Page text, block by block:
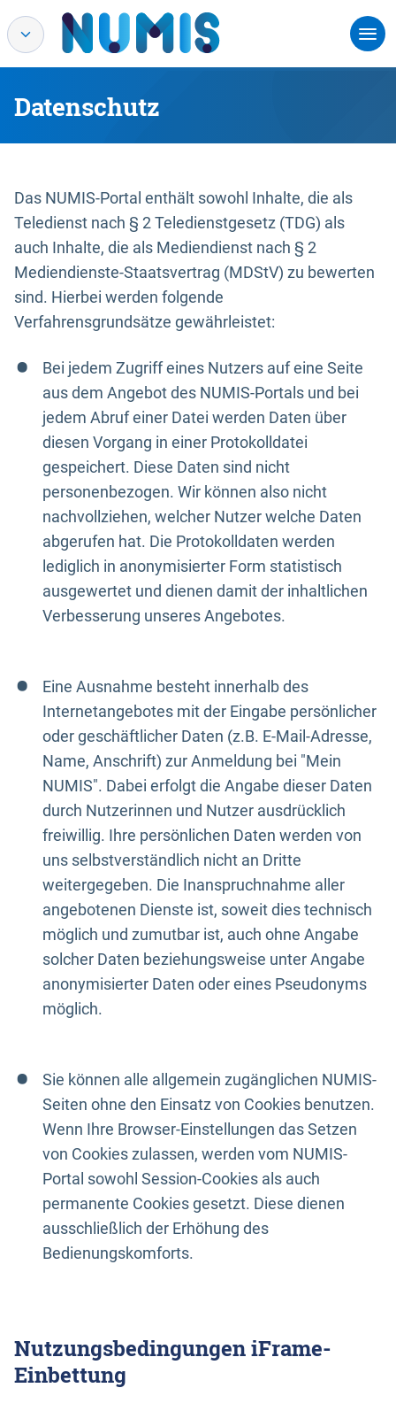
Datenschutz
Das NUMIS-Portal enthält sowohl Inhalte, die als
Teledienst nach § 2 Teledienstgesetz (TDG) als
auch Inhalte, die als Mediendienst nach § 2
Mediendienste-Staatsvertrag (MDStV) zu bewerten
sind. Hierbei werden folgende
Verfahrensgrundsätze gewährleistet:
Bei jedem Zugriff eines Nutzers auf eine Seite
aus dem Angebot des NUMIS-Portals und bei
jedem Abruf einer Datei werden Daten über
diesen Vorgang in einer Protokolldatei
gespeichert. Diese Daten sind nicht
personenbezogen. Wir können also nicht
nachvollziehen, welcher Nutzer welche Daten
abgerufen hat. Die Protokolldaten werden
lediglich in anonymisierter Form statistisch
ausgewertet und dienen damit der inhaltlichen
Verbesserung unseres Angebotes.
Eine Ausnahme besteht innerhalb des
Internetangebotes mit der Eingabe persönlicher
oder geschäftlicher Daten (z.B. E-Mail-Adresse,
Name, Anschrift) zur Anmeldung bei "Mein
NUMIS". Dabei erfolgt die Angabe dieser Daten
durch Nutzerinnen und Nutzer ausdrücklich
freiwillig. Ihre persönlichen Daten werden von
uns selbstverständlich nicht an Dritte
weitergegeben. Die Inanspruchnahme aller
angebotenen Dienste ist, soweit dies technisch
möglich und zumutbar ist, auch ohne Angabe
solcher Daten beziehungsweise unter Angabe
anonymisierter Daten oder eines Pseudonyms
möglich.
Sie können alle allgemein zugänglichen NUMIS-
Seiten ohne den Einsatz von Cookies benutzen.
Wenn Ihre Browser-Einstellungen das Setzen
von Cookies zulassen, werden vom NUMIS-
Portal sowohl Session-Cookies als auch
permanente Cookies gesetzt. Diese dienen
ausschließlich der Erhöhung des
Bedienungskomforts.
Nutzungsbedingungen iFrame-
Einbettung